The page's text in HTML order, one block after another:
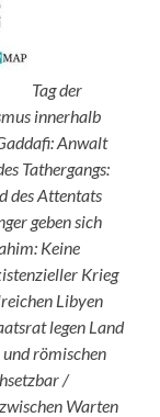
Tag der
innerhalb
Anwalt
Tathergangs:
des Attentats
geben sich
Keine
Krieg
Libyen
legen Land
römischen
/
Warten